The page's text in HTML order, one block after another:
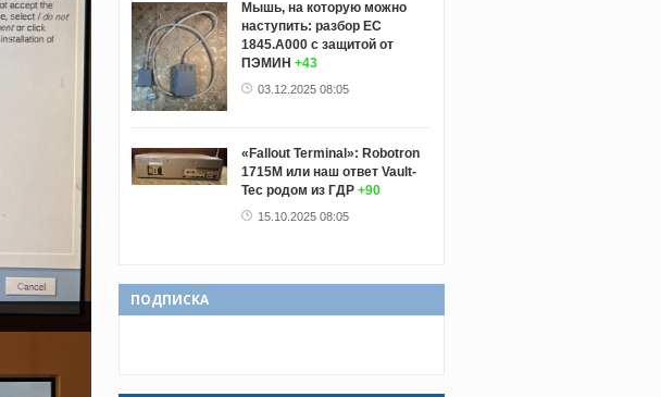
Мышь, на которую можно
наступить: разбор ЕС
1845.А000 с защитой от
ПЭМИН +43
03.12.2025 08:05
«Fallout Terminal»: Robotron
1715М или наш ответ Vault-
Tec родом из ГДР +90
15.10.2025 08:05
ПОДПИСКА